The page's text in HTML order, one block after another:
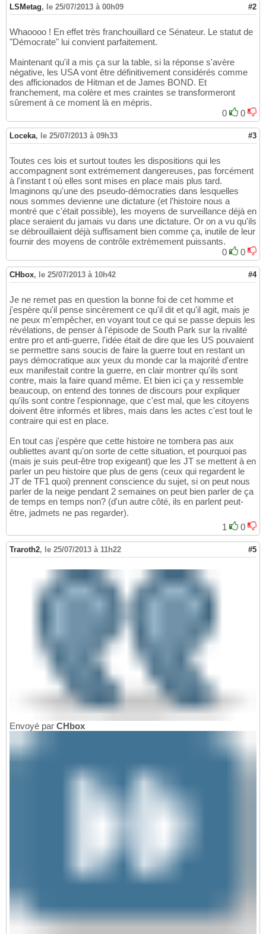
LSMetag, le 25/07/2013 à 00h09 #2
Whaoooo ! En effet très franchouillard ce Sénateur. Le statut de
"Démocrate" lui convient parfaitement.
Maintenant qu'il a mis ça sur la table, si la réponse s'avère
négative, les USA vont être définitivement considérés comme
des afficionados de Hitman et de James BOND. Et
franchement, ma colère et mes craintes se transformeront
sûrement à ce moment là en mépris.
0
0
Loceka, le 25/07/2013 à 09h33 #3
Toutes ces lois et surtout toutes les dispositions qui les
accompagnent sont extrémement dangereuses, pas forcément
à l'instant t où elles sont mises en place mais plus tard.
Imaginons qu'une des pseudo-démocraties dans lesquelles
nous sommes devienne une dictature (et l'histoire nous a
montré que c'était possible), les moyens de surveillance déjà en
place seraient du jamais vu dans une dictature. Or on a vu qu'ils
se débrouillaient déjà suffisament bien comme ça, inutile de leur
fournir des moyens de contrôle extrèmement puissants.
0
0
CHbox, le 25/07/2013 à 10h42 #4
Je ne remet pas en question la bonne foi de cet homme et
j'espère qu'il pense sincèrement ce qu'il dit et qu'il agit, mais je
ne peux m'empêcher, en voyant tout ce qui se passe depuis les
révélations, de penser à l'épisode de South Park sur la rivalité
entre pro et anti-guerre, l'idée était de dire que les US pouvaient
se permettre sans soucis de faire la guerre tout en restant un
pays démocratique aux yeux du monde car la majorité d'entre
eux manifestait contre la guerre, en clair montrer qu'ils sont
contre, mais la faire quand même. Et bien ici ça y ressemble
beaucoup, on entend des tonnes de discours pour expliquer
qu'ils sont contre l'espionnage, que c'est mal, que les citoyens
doivent être informés et libres, mais dans les actes c'est tout le
contraire qui est en place.
En tout cas j'espère que cette histoire ne tombera pas aux
oubliettes avant qu'on sorte de cette situation, et pourquoi pas
(mais je suis peut-être trop exigeant) que les JT se mettent à en
parler un peu histoire que plus de gens (ceux qui regardent le
JT de TF1 quoi) prennent conscience du sujet, si on peut nous
parler de la neige pendant 2 semaines on peut bien parler de ça
de temps en temps non? (d'un autre côté, ils en parlent peut-
être, jadmets ne pas regarder).
1
0
Traroth2, le 25/07/2013 à 11h22 #5
Envoyé par CHbox